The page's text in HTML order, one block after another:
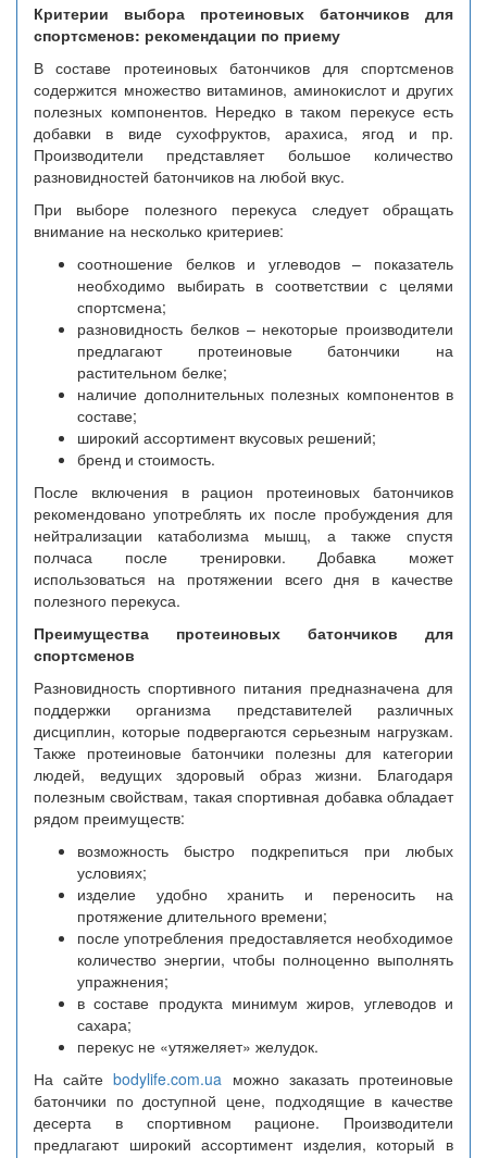
Критерии выбора протеиновых батончиков для
спортсменов: рекомендации по приему
В составе протеиновых батончиков для спортсменов
содержится множество витаминов, аминокислот и других
полезных компонентов. Нередко в таком перекусе есть
добавки в виде сухофруктов, арахиса, ягод и пр.
Производители представляет большое количество
разновидностей батончиков на любой вкус.
При выборе полезного перекуса следует обращать
внимание на несколько критериев:
соотношение белков и углеводов – показатель
необходимо выбирать в соответствии с целями
спортсмена;
разновидность белков – некоторые производители
предлагают протеиновые батончики на
растительном белке;
наличие дополнительных полезных компонентов в
составе;
широкий ассортимент вкусовых решений;
бренд и стоимость.
После включения в рацион протеиновых батончиков
рекомендовано употреблять их после пробуждения для
нейтрализации катаболизма мышц, а также спустя
полчаса после тренировки. Добавка может
использоваться на протяжении всего дня в качестве
полезного перекуса.
Преимущества протеиновых батончиков для
спортсменов
Разновидность спортивного питания предназначена для
поддержки организма представителей различных
дисциплин, которые подвергаются серьезным нагрузкам.
Также протеиновые батончики полезны для категории
людей, ведущих здоровый образ жизни. Благодаря
полезным свойствам, такая спортивная добавка обладает
рядом преимуществ:
возможность быстро подкрепиться при любых
условиях;
изделие удобно хранить и переносить на
протяжение длительного времени;
после употребления предоставляется необходимое
количество энергии, чтобы полноценно выполнять
упражнения;
в составе продукта минимум жиров, углеводов и
сахара;
перекус не «утяжеляет» желудок.
На сайтеbodylife.com.ua можно заказать протеиновые
батончики по доступной цене, подходящие в качестве
десерта в спортивном рационе. Производители
предлагают широкий ассортимент изделия, который в